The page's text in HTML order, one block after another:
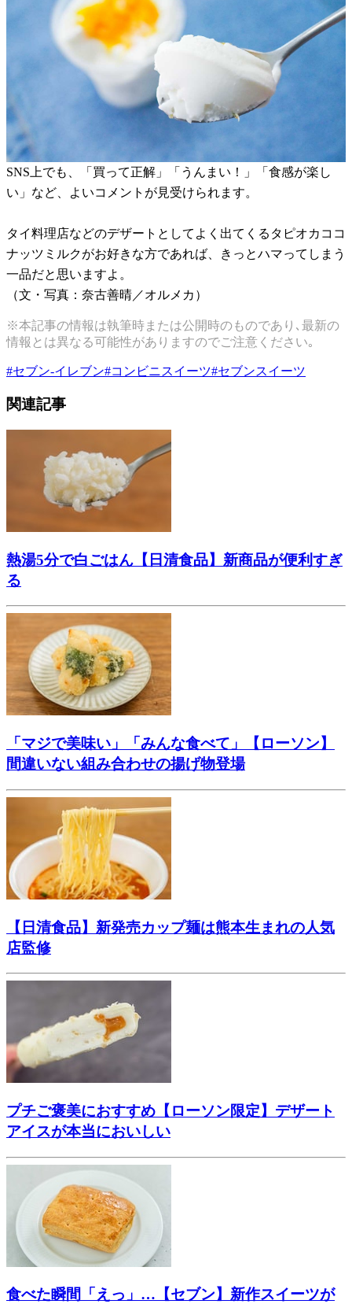
SNS上でも、「買って正解」「うんまい！」「食感が楽し
い」など、よいコメントが見受けられます。
タイ料理店などのデザートとしてよく出てくるタピオカココ
ナッツミルクがお好きな方であれば、きっとハマってしまう
一品だと思いますよ。
（文・写真：奈古善晴／オルメカ）
※本記事の情報は執筆時または公開時のものであり､最新の
情報とは異なる可能性がありますのでご注意ください｡
#セブン-イレブン#コンビニスイーツ#セブンスイーツ
関連記事
熱湯5分で白ごはん【日清食品】新商品が便利すぎ
る
「マジで美味い」「みんな食べて」【ローソン】
間違いない組み合わせの揚げ物登場
【日清食品】新発売カップ麺は熊本生まれの人気
店監修
プチご褒美におすすめ【ローソン限定】デザート
アイスが本当においしい
食べた瞬間「えっ」…【セブン】新作スイーツが